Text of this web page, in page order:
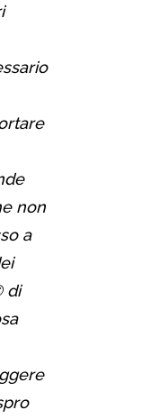
non
a
di